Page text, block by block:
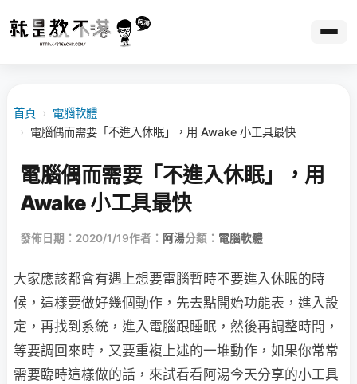
首頁 › 電腦軟體
› 電腦偶而需要「不進入休眠」，用 Awake 小工具最快
電腦偶而需要「不進入休眠」，用
Awake 小工具最快
發佈日期：2020/1/19作者： 阿湯分類： 電腦軟體
大家應該都會有遇上想要電腦暫時不要進入休眠的時
候，這樣要做好幾個動作，先去點開始功能表，進入設
定，再找到系統，進入電腦跟睡眠，然後再調整時間，
等要調回來時，又要重複上述的一堆動作，如果你常常
需要臨時這樣做的話，來試看看阿湯今天分享的小工具